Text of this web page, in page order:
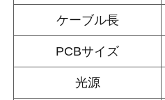
ケーブル長
PCBサイズ
光源